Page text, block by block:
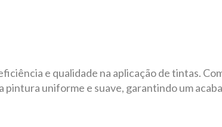
e qualidade na aplicação de tintas.
uniforme e suave, garantindo um